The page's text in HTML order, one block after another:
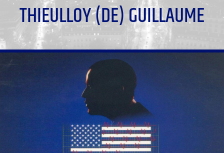
THIEULLOY (DE) GUILLAUME